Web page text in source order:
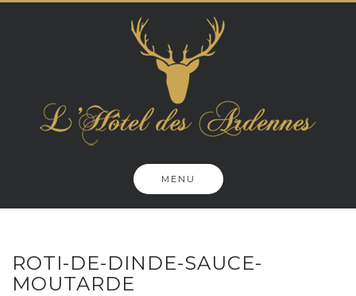
MENU
ROTI-DE-DINDE-SAUCE-
MOUTARDE